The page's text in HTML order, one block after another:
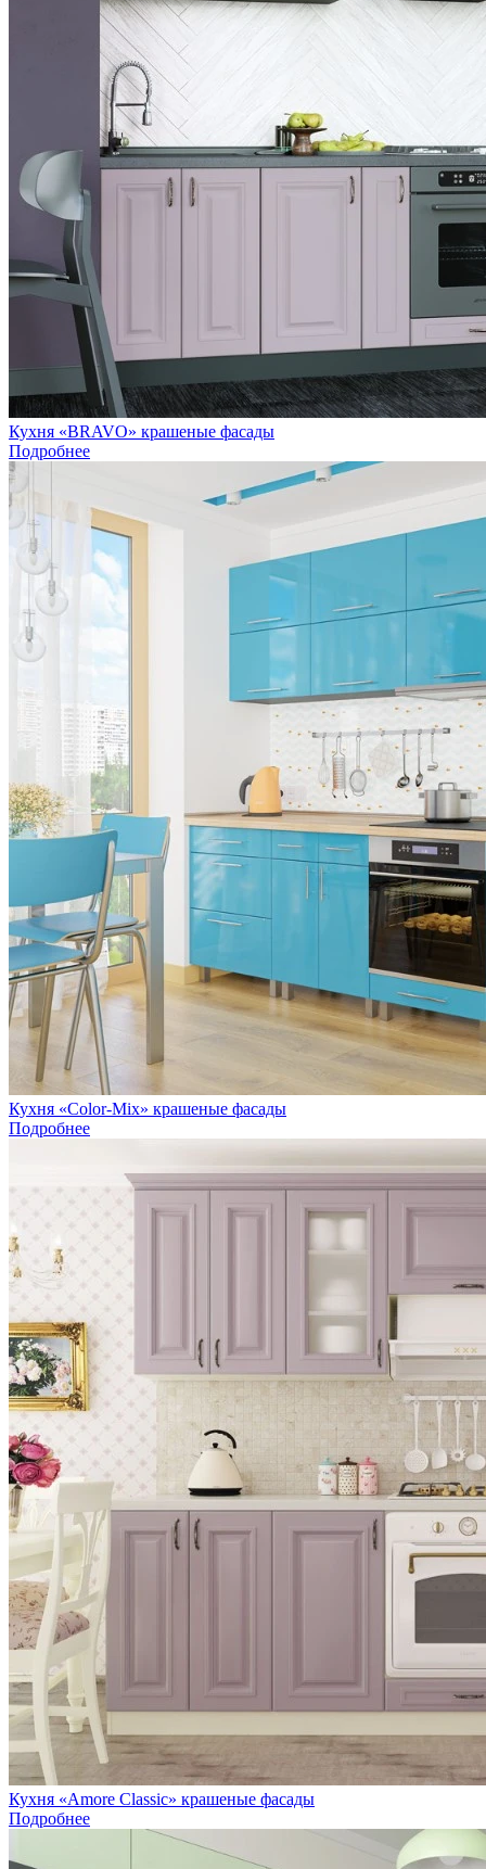
Кухня «BRAVO» крашеные фасады
Подробнее
Кухня «Color-Мiх» крашеные фасады
Подробнее
Кухня «Amore Сlassic» крашеные фасады
Подробнее